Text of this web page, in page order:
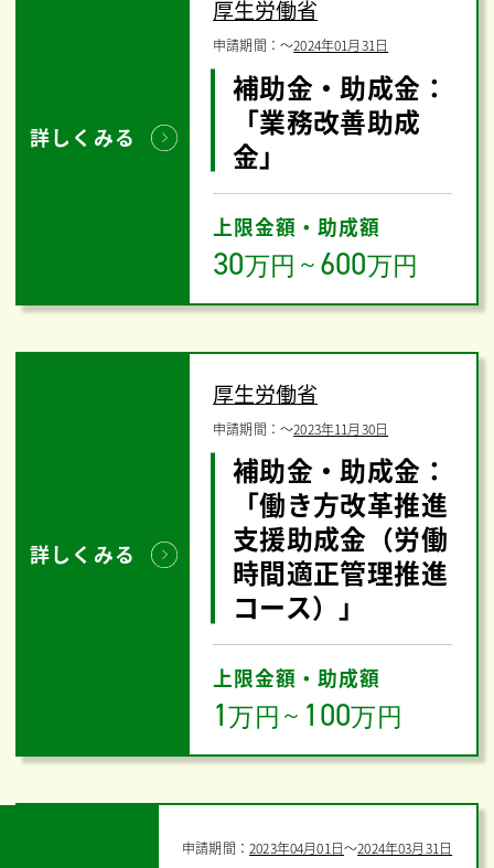
詳しくみる
厚生労働省
申請期間：〜2024年01月31日
補助金・助成金：
「業務改善助成
金」
上限金額・助成額
30万円 ～ 600万円
詳しくみる
厚生労働省
申請期間：〜2023年11月30日
補助金・助成金：
「働き方改革推進
支援助成金（労働
時間適正管理推進
コース）」
上限金額・助成額
1万円 ～ 100万円
申請期間：2023年04月01日〜2024年03月31日